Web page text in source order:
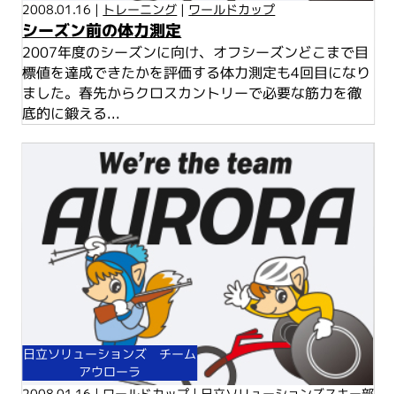
2008.01.16 | トレーニング | ワールドカップ
シーズン前の体力測定
2007年度のシーズンに向け、オフシーズンどこまで目
標値を達成できたかを評価する体力測定も4回目になり
ました。春先からクロスカントリーで必要な筋力を徹
底的に鍛える...
日立ソリューションズ チーム
アウローラ